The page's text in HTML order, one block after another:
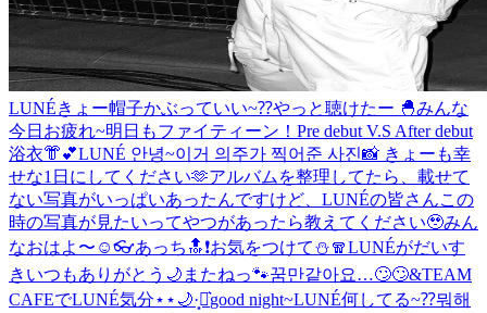
LUNÉきょー帽子かぶっていい~⁇やっと聴けたー 🐣みんな
今日お疲れ~明日もファイティーン！ Pre debut V.S After debut
浴衣👘︎💕︎LUNÉ 안녕~이거 의주가 찍어준 사진📸 きょーも幸
せな1日にしてください🫶アルバムを整理してたら、載せて
ない写真がいっぱいあったんですけど、LUNÉの皆さんこの
時の写真が見たいってやつがあったら教えてください🥹みん
なおはよ〜☺️👓あっち🔝❗️お気をつけて⛄️🧣LUNÉがだいす
き いつもありがとう🌙 またねっ🐾꿈만같아요…🙄🙄&TEAM
CAFEでLUNÉ気分⋆⋆🌙·̩͙‪⋆͛good night~LUNÉ何してる~⁇뭐해